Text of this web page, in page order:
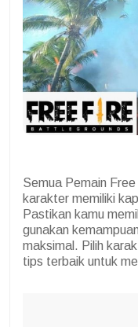
Semua Pemain
karakter memiliki
Pastikan kamu
gunakan
maksimal. Pilih
tips terbaik untuk